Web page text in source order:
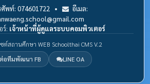
ศัพท์: 074601722 •
อีเมล:
ร์: เจ้าหน้าที่ผู้ดูแลระบบคอมพิวเตอร์
ต์สถานศึกษา WEB Schoolthai CMS V.2
อทีมพัฒนา FB
LINE OA